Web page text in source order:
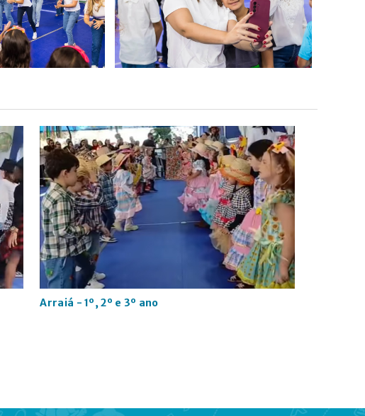
Arraiá - 1º, 2º e 3º ano